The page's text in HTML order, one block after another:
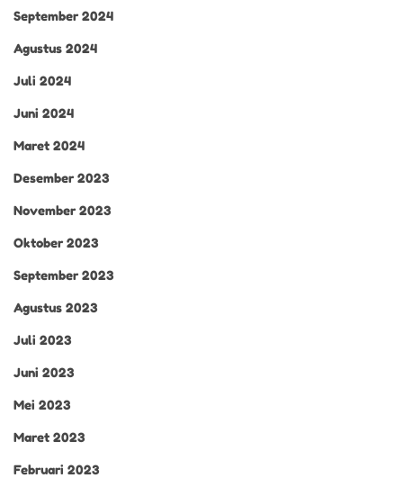
September 2024
Agustus 2024
Juli 2024
Juni 2024
Maret 2024
Desember 2023
November 2023
Oktober 2023
September 2023
Agustus 2023
Juli 2023
Juni 2023
Mei 2023
Maret 2023
Februari 2023